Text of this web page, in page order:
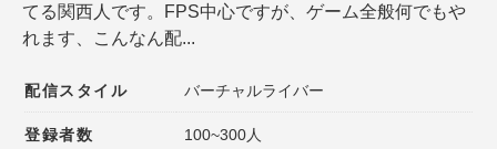
てる関西人です。FPS中心ですが、ゲーム全般何でもや
れます、こんなん配...
配信スタイル バーチャルライバー
登録者数 100~300人